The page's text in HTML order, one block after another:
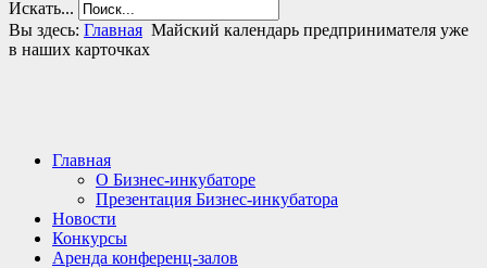
Искать...
Вы здесь: Главная Майский календарь предпринимателя уже
в наших карточках
Главная
О Бизнес-инкубаторе
Презентация Бизнес-инкубатора
Новости
Конкурсы
Аренда конференц-залов